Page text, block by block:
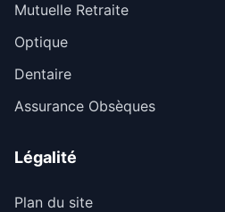
Mutuelle Retraite
Optique
Dentaire
Assurance Obsèques
Légalité
Plan du site